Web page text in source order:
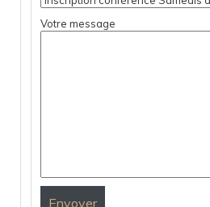
Votre message